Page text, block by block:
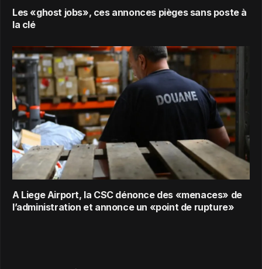
Les «ghost jobs», ces annonces pièges sans poste à
la clé
A Liege Airport, la CSC dénonce des «menaces» de
l’administration et annonce un «point de rupture»